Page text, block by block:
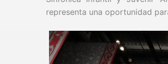
representa una oportunidad